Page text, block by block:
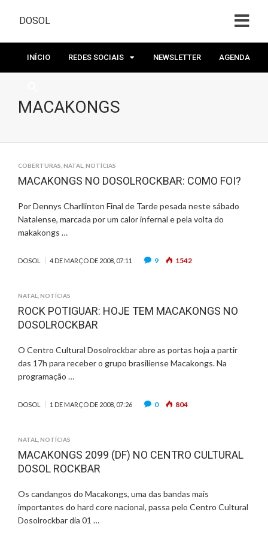
DOSOL
INÍCIO REDES SOCIAIS NEWSLETTER AGENDA
MACAKONGS
COBERTURAS NATAL NOTÍCIAS
MACAKONGS NO DOSOLROCKBAR: COMO FOI?
Por Dennys Charllinton Final de Tarde pesada neste sábado
Natalense, marcada por um calor infernal e pela volta do
makakongs …
DOSOL 4 DE MARÇO DE 2008, 07:11 9 1542
NATAL NOTÍCIAS
ROCK POTIGUAR: HOJE TEM MACAKONGS NO
DOSOLROCKBAR
O Centro Cultural Dosolrockbar abre as portas hoja a partir
das 17h para receber o grupo brasiliense Macakongs. Na
programação …
DOSOL 1 DE MARÇO DE 2008, 07:26 0 804
NATAL NOTÍCIAS
MACAKONGS 2099 (DF) NO CENTRO CULTURAL
DOSOL ROCKBAR
Os candangos do Macakongs, uma das bandas mais
importantes do hard core nacional, passa pelo Centro Cultural
Dosolrockbar dia 01 …